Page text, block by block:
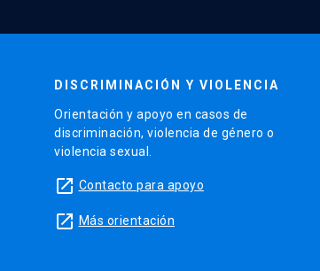
DISCRIMINACIÓN Y VIOLENCIA
Orientación y apoyo en casos de
discriminación, violencia de género o
violencia sexual.
launch Contacto para apoyo
launch Más orientación